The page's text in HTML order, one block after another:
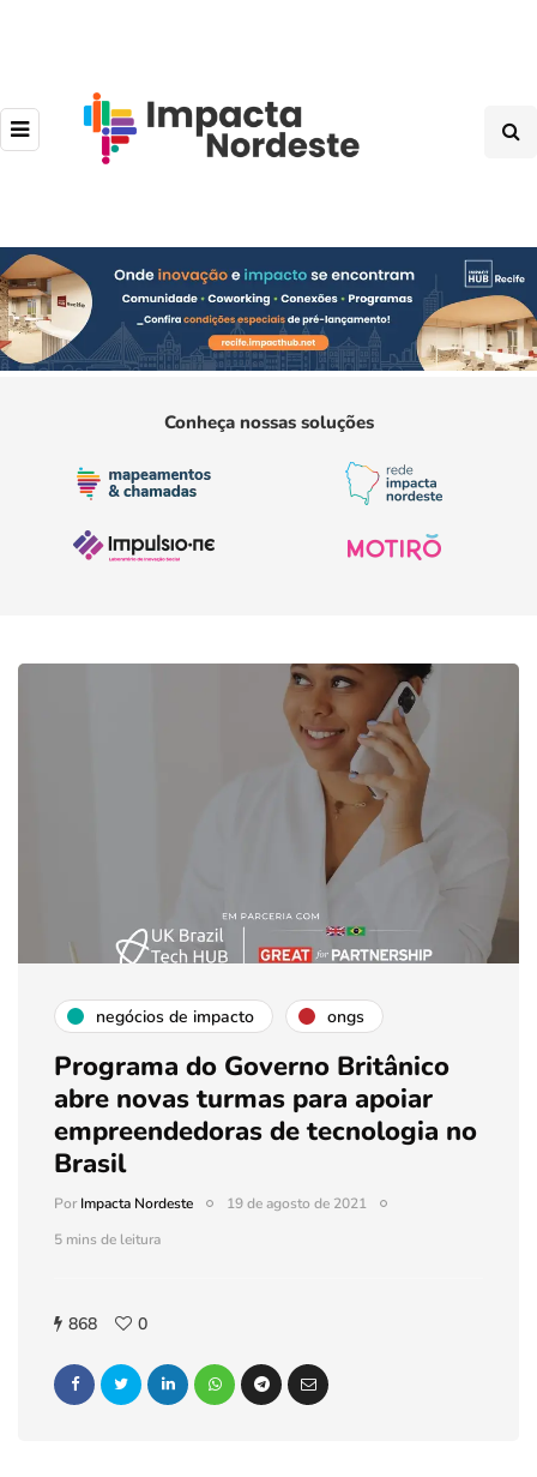
Conheça nossas soluções
negócios de impacto ongs
Programa do Governo Britânico
abre novas turmas para apoiar
empreendedoras de tecnologia no
Brasil
PorImpacta Nordeste
19 de agosto de 2021
5 mins de leitura
868 0